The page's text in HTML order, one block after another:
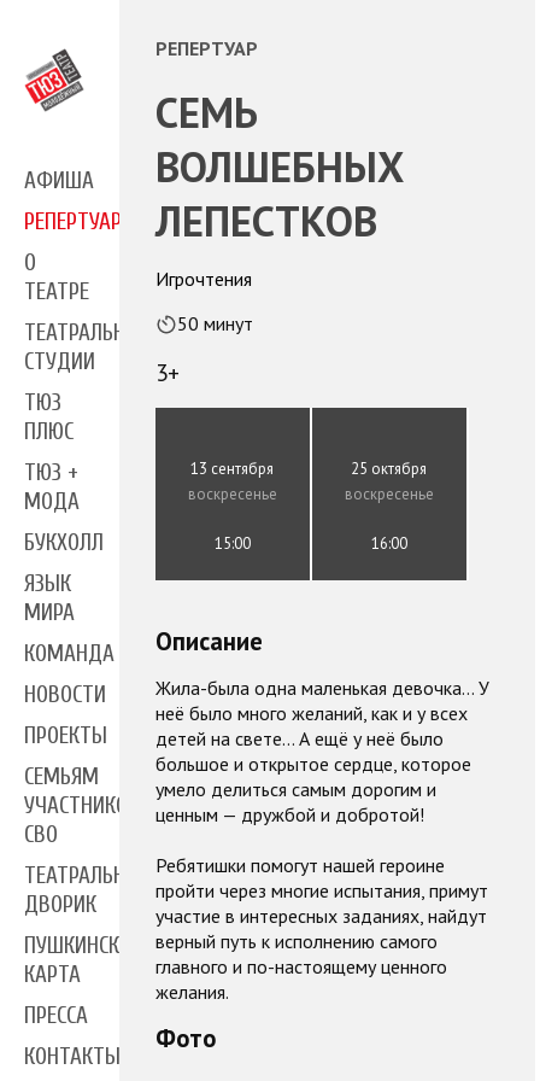
АФИША
РЕПЕРТУАР
О
ТЕАТРЕ
ТЕАТРАЛЬНЫЕ
СТУДИИ
ТЮЗ
ПЛЮС
ТЮЗ +
МОДА
БУКХОЛЛ
ЯЗЫК
МИРА
КОМАНДА
НОВОСТИ
ПРОЕКТЫ
СЕМЬЯМ
УЧАСТНИКОВ
СВО
ТЕАТРАЛЬНЫЙ
ДВОРИК
ПУШКИНСКАЯ
КАРТА
ПРЕССА
КОНТАКТЫ
РЕПЕРТУАР
СЕМЬ
ВОЛШЕБНЫХ
ЛЕПЕСТКОВ
Игрочтения
50 минут
3+
13 сентября
воскресенье
15:00
25 октября
воскресенье
16:00
Описание
Жила-была одна маленькая девочка... У
неё было много желаний, как и у всех
детей на свете... А ещё у неё было
большое и открытое сердце, которое
умело делиться самым дорогим и
ценным — дружбой и добротой!
Ребятишки помогут нашей героине
пройти через многие испытания, примут
участие в интересных заданиях, найдут
верный путь к исполнению самого
главного и по-настоящему ценного
желания.
Фото